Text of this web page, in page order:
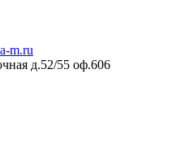
m.ru
д.52/55 оф.606